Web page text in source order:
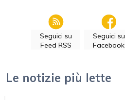
Seguici su
Feed RSS
Seguici su
Facebook
Le notizie più lette